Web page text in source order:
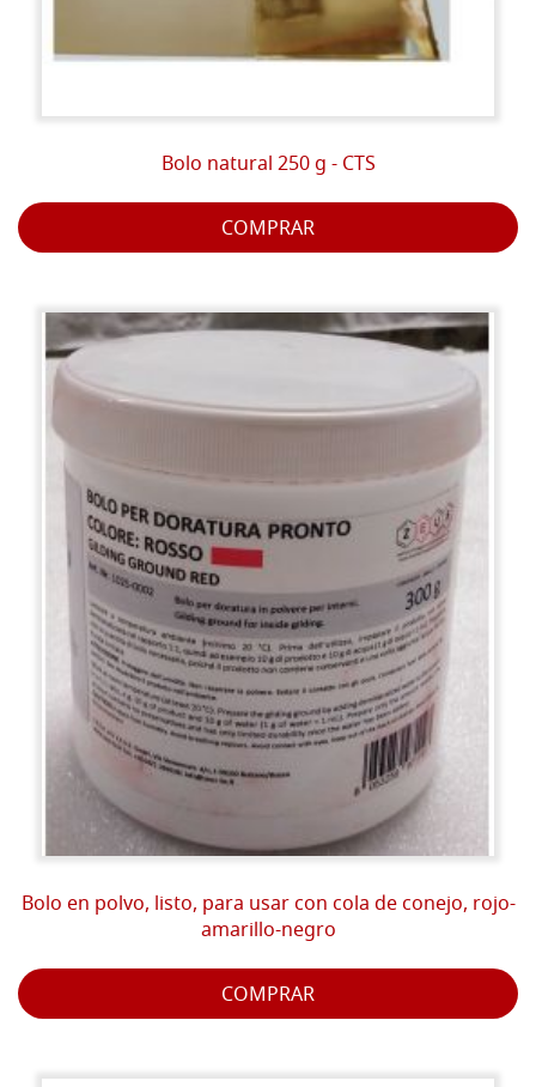
Bolo natural 250 g - CTS
COMPRAR
Bolo en polvo, listo, para usar con cola de conejo, rojo-
amarillo-negro
COMPRAR